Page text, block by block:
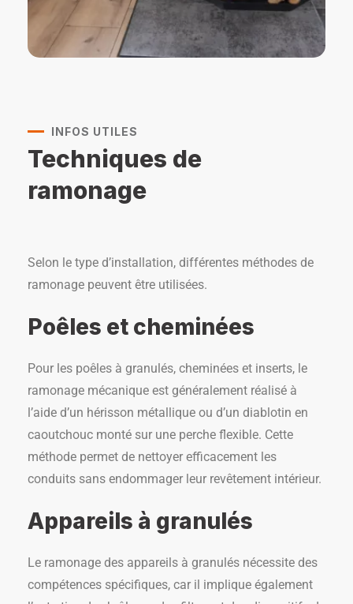
INFOS UTILES
Techniques de
ramonage
Selon le type d’installation, différentes méthodes de
ramonage peuvent être utilisées.
Poêles et cheminées
Pour les poêles à granulés, cheminées et inserts, le
ramonage mécanique est généralement réalisé à
l’aide d’un hérisson métallique ou d’un diablotin en
caoutchouc monté sur une perche flexible. Cette
méthode permet de nettoyer efficacement les
conduits sans endommager leur revêtement intérieur.
Appareils à granulés
Le ramonage des appareils à granulés nécessite des
compétences spécifiques, car il implique également